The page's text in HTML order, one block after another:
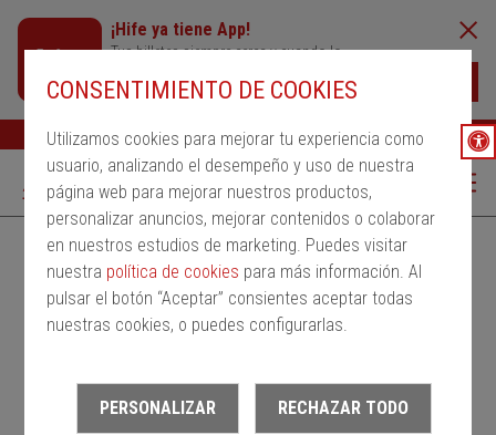
CONSENTIMIENTO DE COOKIES
Utilizamos cookies para mejorar tu experiencia como
usuario, analizando el desempeño y uso de nuestra
página web para mejorar nuestros productos,
personalizar anuncios, mejorar contenidos o colaborar
en nuestros estudios de marketing. Puedes visitar
nuestra política de cookies para más información. Al
pulsar el botón “Aceptar” consientes aceptar todas
nuestras cookies, o puedes configurarlas.
PERSONALIZAR RECHAZAR TODO
¡Hife ya tiene App!
Tus billetes siempre cerca y cuando lo
Buscar Ayuda ESP
Desde